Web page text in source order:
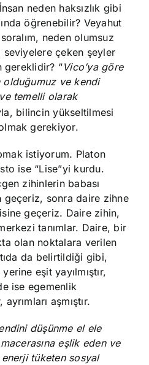
neden haksızlık gibi
öğrenebilir? Veyahut
neden olumsuz
seviyelere çeken şeyler
gereklidir? “Vico’ya göre
ve kendi
temelli olarak
bilincin yükseltilmesi
gerekiyor.
istiyorum. Platon
ise “Lise”yi kurdu.
zihinlerin babası
geçeriz, sonra daire zihne
geçeriz. Daire zihin,
tanımlar. Daire, bir
olan noktalara verilen
da belirtildiği gibi,
eşit yayılmıştır,
ise egemenlik
aşmıştır.
düşünme el ele
eşlik eden ve
tüketen sosyal